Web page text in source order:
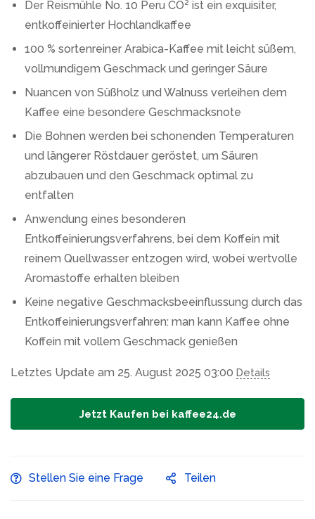
Der Reismühle No. 10 Peru CO² ist ein exquisiter,
entkoffeinierter Hochlandkaffee
100 % sortenreiner Arabica-Kaffee mit leicht süßem,
vollmundigem Geschmack und geringer Säure
Nuancen von Süßholz und Walnuss verleihen dem
Kaffee eine besondere Geschmacksnote
Die Bohnen werden bei schonenden Temperaturen
und längerer Röstdauer geröstet, um Säuren
abzubauen und den Geschmack optimal zu
entfalten
Anwendung eines besonderen
Entkoffeinierungsverfahrens, bei dem Koffein mit
reinem Quellwasser entzogen wird, wobei wertvolle
Aromastoffe erhalten bleiben
Keine negative Geschmacksbeeinflussung durch das
Entkoffeinierungsverfahren: man kann Kaffee ohne
Koffein mit vollem Geschmack genießen
Letztes Update am 25. August 2025 03:00 Details
Jetzt Kaufen bei kaffee24.de
Stellen Sie eine Frage Teilen